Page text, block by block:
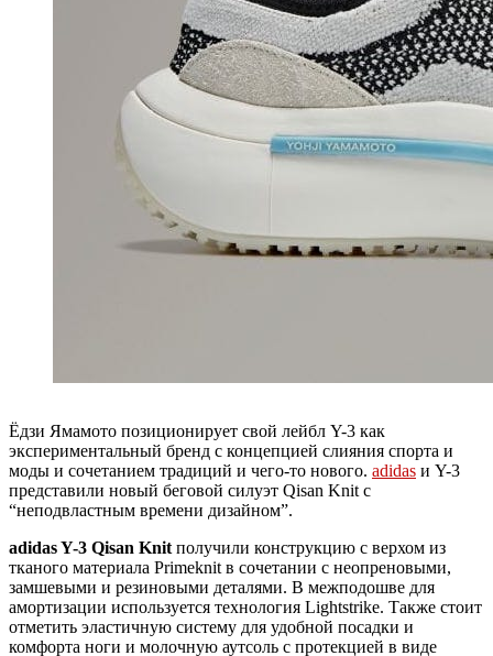
Ёдзи Ямамото позиционирует свой лейбл Y-3 как
экспериментальный бренд с концепцией слияния спорта и
моды и сочетанием традиций и чего-то нового. adidas и Y-3
представили новый беговой силуэт Qisan Knit с
“неподвластным времени дизайном”.
adidas Y-3 Qisan Knit получили конструкцию с верхом из
тканого материала Primeknit в сочетании с неопреновыми,
замшевыми и резиновыми деталями. В межподошве для
амортизации используется технология Lightstrike. Также стоит
отметить эластичную систему для удобной посадки и
комфорта ноги и молочную аутсоль с протекцией в виде